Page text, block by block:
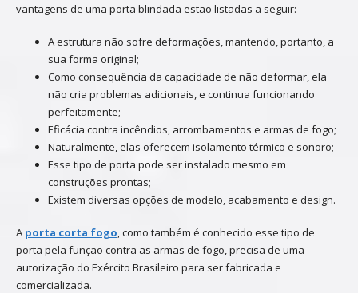
vantagens de uma porta blindada estão listadas a seguir:
A estrutura não sofre deformações, mantendo, portanto, a
sua forma original;
Como consequência da capacidade de não deformar, ela
não cria problemas adicionais, e continua funcionando
perfeitamente;
Eficácia contra incêndios, arrombamentos e armas de fogo;
Naturalmente, elas oferecem isolamento térmico e sonoro;
Esse tipo de porta pode ser instalado mesmo em
construções prontas;
Existem diversas opções de modelo, acabamento e design.
A porta corta fogo, como também é conhecido esse tipo de
porta pela função contra as armas de fogo, precisa de uma
autorização do Exército Brasileiro para ser fabricada e
comercializada.